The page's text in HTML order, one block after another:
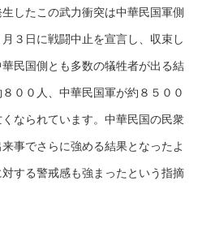
したこの武力衝突は中華民国軍側
３日に戦闘中止を宣言し、収束し
民国側とも多数の犠牲者が出る結
００人、中華民国軍が約８５００
なられています。中華民国の民衆
事でさらに強める結果となったよ
する警戒感も強まったという指摘